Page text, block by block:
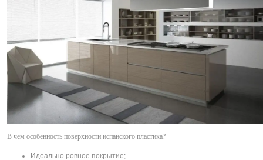
В чем особенность поверхности испанского пластика?
Идеально ровное покрытие;